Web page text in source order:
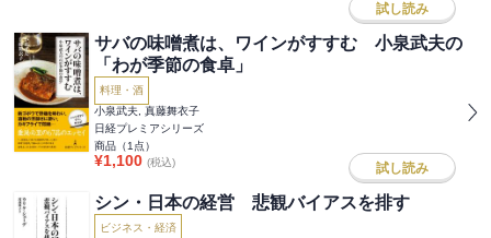
試し読み
サバの味噌煮は、ワインがすすむ 小泉武夫の
「わが季節の食卓」
料理・酒
小泉武夫, 真藤舞衣子
日経プレミアシリーズ
商品（1 点）
¥1,100 (税込) 試し読み
シン・日本の経営 悲観バイアスを排す
ビジネス・経済